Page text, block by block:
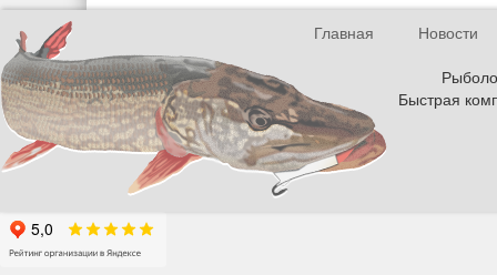
Главная
Новости
Быстрая